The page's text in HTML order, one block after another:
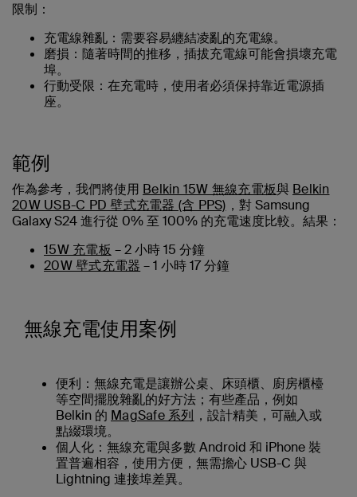
限制：
充電線雜亂：需要容易纏結凌亂的充電線。
磨損：隨著時間的推移，插拔充電線可能會損壞充電
埠。
行動受限：在充電時，使用者必須保持靠近電源插
座。
範例
作為參考，我們將使用 Belkin 15W 無線充電板與 Belkin
20W USB-C PD 壁式充電器 (含 PPS) ，對 Samsung
Galaxy S24 進行從 0% 至 100% 的充電速度比較。結果：
15W 充電板 – 2 小時 15 分鐘
20W 壁式充電器 – 1 小時 17 分鐘
無線充電使用案例
便利： 無線充電是讓辦公桌、床頭櫃、廚房櫃檯
等空間擺脫雜亂的好方法；有些產品，例如
Belkin 的 MagSafe 系列 ，設計精美，可融入或
點綴環境。
個人化： 無線充電與多數 Android 和 iPhone 裝
置普遍相容，使用方便，無需擔心 USB-C 與
Lightning 連接埠差異。